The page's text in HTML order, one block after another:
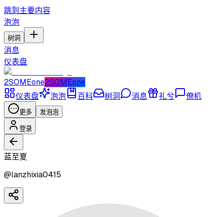
跳到主要内容
泡泡
树洞
消息
仪表盘
2SOMEone2SOMEone
仪表盘
泡泡 百科 树洞 消息 礼兮 僚机
更多 发泡泡
登录
蓝至夏
@lanzhixia0415